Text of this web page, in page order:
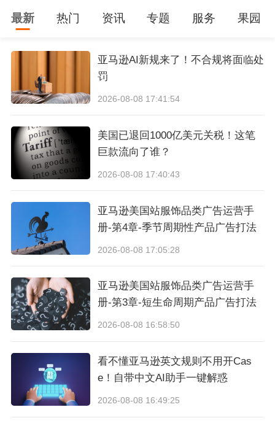
力的品类，这是西红柿这类卖家能较早跑出规模
的原因之一。
西红柿的核心市场是墨西哥 。墨西哥是拉美最大
的单一电商市场，人口超过1.3亿，美客多渗透率
高。对中国卖家来说，这是进入拉美最容易走量
的市场。
仓，覆盖墨西哥、哥伦比亚、秘鲁、智利、巴西
等国家，其中墨西哥城仓的日订单处理能力达到
十万单以上。在美客多的算法里，物流时效会影
响商品曝光，本地仓相比从中国直发能提供更快
的配送，这是西红柿在墨西哥市场比较实在的竞
争力来源。
最新 热门 资讯 专题 服务 果园
亚马逊AI新规来了！不合规将面临处
罚
2026-08-08 17:41:54
美国已退回1000亿美元关税！这笔
巨款流向了谁？
2026-08-08 17:40:43
亚马逊美国站服饰品类广告运营手
册-第4章-季节周期性产品广告打法
2026-08-08 17:05:28
亚马逊美国站服饰品类广告运营手
册-第3章-短生命周期产品广告打法
2026-08-08 16:58:50
看不懂亚马逊英文规则不用开Cas
e！自带中文AI助手一键解惑
2026-08-08 16:49:25